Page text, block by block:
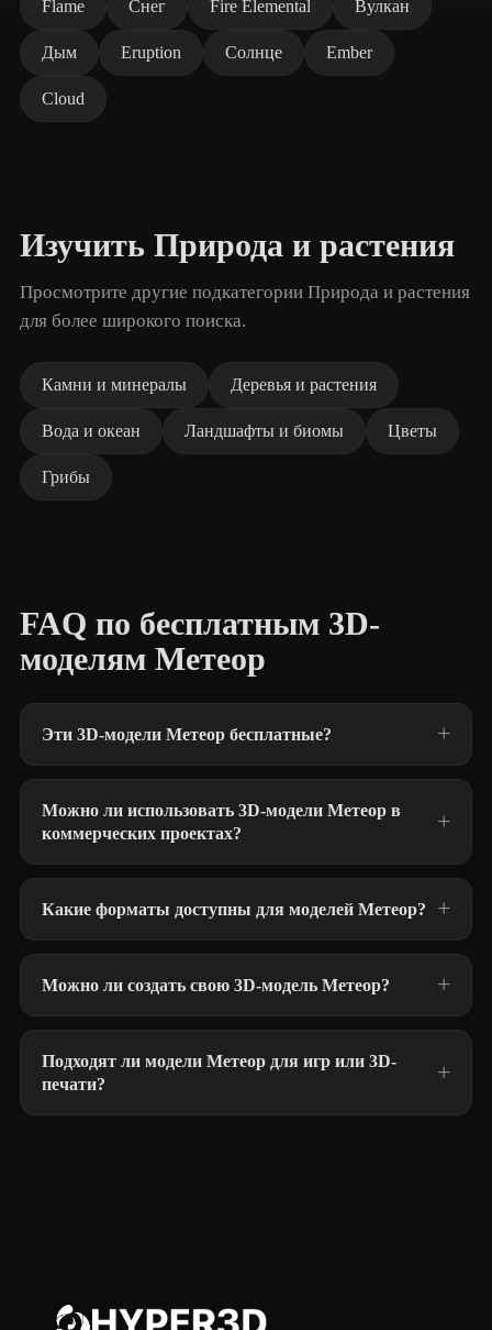
Flame Снег Fire Elemental Вулкан
Дым Eruption Солнце Ember
Cloud
Изучить Природа и растения
Просмотрите другие подкатегории Природа и растения
для более широкого поиска.
Камни и минералы Деревья и растения
Вода и океан Ландшафты и биомы Цветы
Грибы
FAQ по бесплатным 3D-
моделям Метеор
Эти 3D-модели Метеор бесплатные?
Можно ли использовать 3D-модели Метеор в
коммерческих проектах?
Какие форматы доступны для моделей Метеор?
Можно ли создать свою 3D-модель Метеор?
Подходят ли модели Метеор для игр или 3D-
печати?